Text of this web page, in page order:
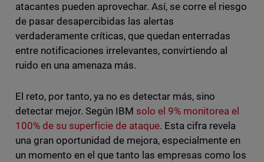
atacantes pueden aprovechar. Así, se corre el riesgo
de pasar desapercibidas las alertas
verdaderamente críticas, que quedan enterradas
entre notificaciones irrelevantes, convirtiendo al
ruido en una amenaza más.
El reto, por tanto, ya no es detectar más, sino
detectar mejor. Según IBM solo el 9% monitorea el
100% de su superficie de ataque. Esta cifra revela
una gran oportunidad de mejora, especialmente en
un momento en el que tanto las empresas como los